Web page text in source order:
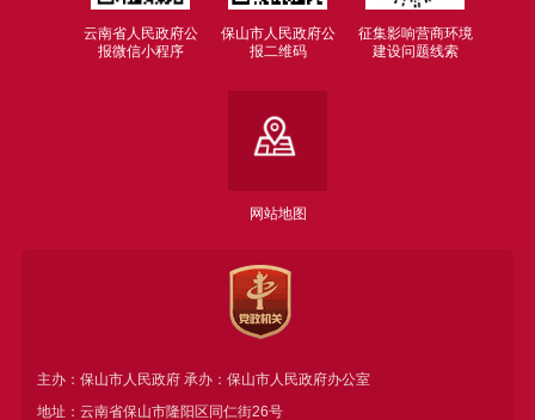
云南省人民政府公
报微信小程序
保山市人民政府公
报二维码
征集影响营商环境
建设问题线索
网站地图
主办：保山市人民政府 承办：保山市人民政府办公室
地址：云南省保山市隆阳区同仁街26号